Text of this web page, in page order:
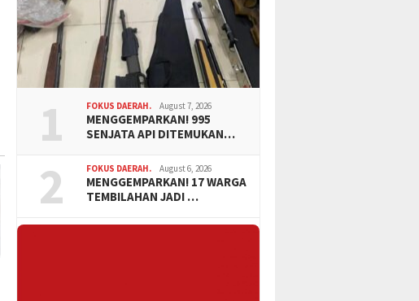
1 FOKUS DAERAH. August 7, 2026
MENGGEMPARKAN! 995
SENJATA API DITEMUKAN…
2 FOKUS DAERAH. August 6, 2026
MENGGEMPARKAN! 17 WARGA
TEMBILAHAN JADI …